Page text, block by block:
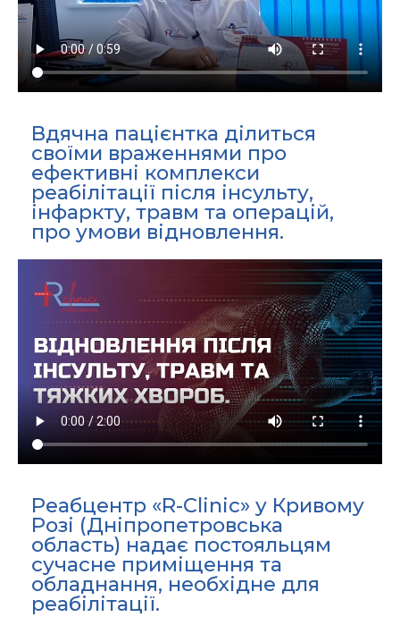
Вдячна пацієнтка ділиться
своїми враженнями про
ефективні комплекси
реабілітації після інсульту,
інфаркту, травм та операцій,
про умови відновлення.
Реабцентр «R-Clinic» у Кривому
Розі (Дніпропетровська
область) надає постояльцям
сучасне приміщення та
обладнання, необхідне для
реабілітації.